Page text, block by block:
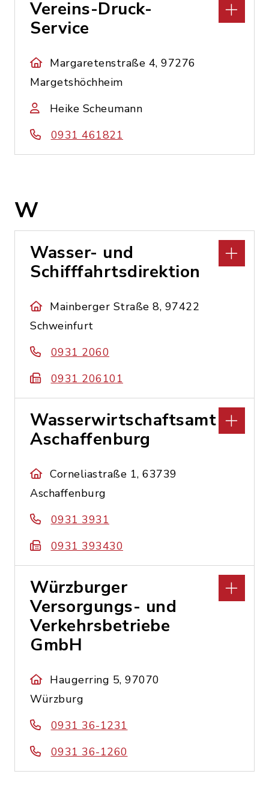
Vereins-Druck-
Service
Margaretenstraße 4, 97276
Margetshöchheim
Heike Scheumann
0931 461821
W
Wasser- und
Schifffahrtsdirektion
Mainberger Straße 8, 97422
Schweinfurt
0931 2060
0931 206101
Wasserwirtschaftsamt
Aschaffenburg
Corneliastraße 1, 63739
Aschaffenburg
0931 3931
0931 393430
Würzburger
Versorgungs- und
Verkehrsbetriebe
GmbH
Haugerring 5, 97070
Würzburg
0931 36-1231
0931 36-1260